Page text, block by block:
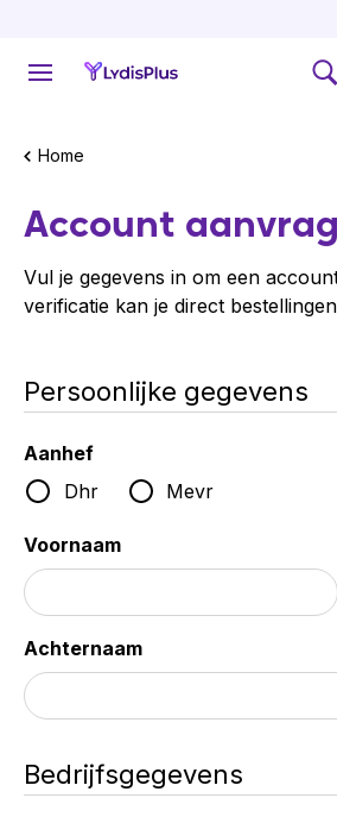
Home
Account
Vul je gegevens in om een
verificatie kan je direct
Persoonlijke gegevens
Aanhef
Dhr
Mevr
Voornaam
Achternaam
Bedrijfsgegevens